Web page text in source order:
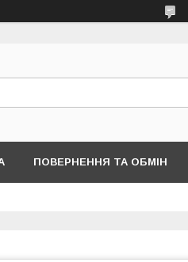
ПОВЕРНЕННЯ ТА ОБМІН